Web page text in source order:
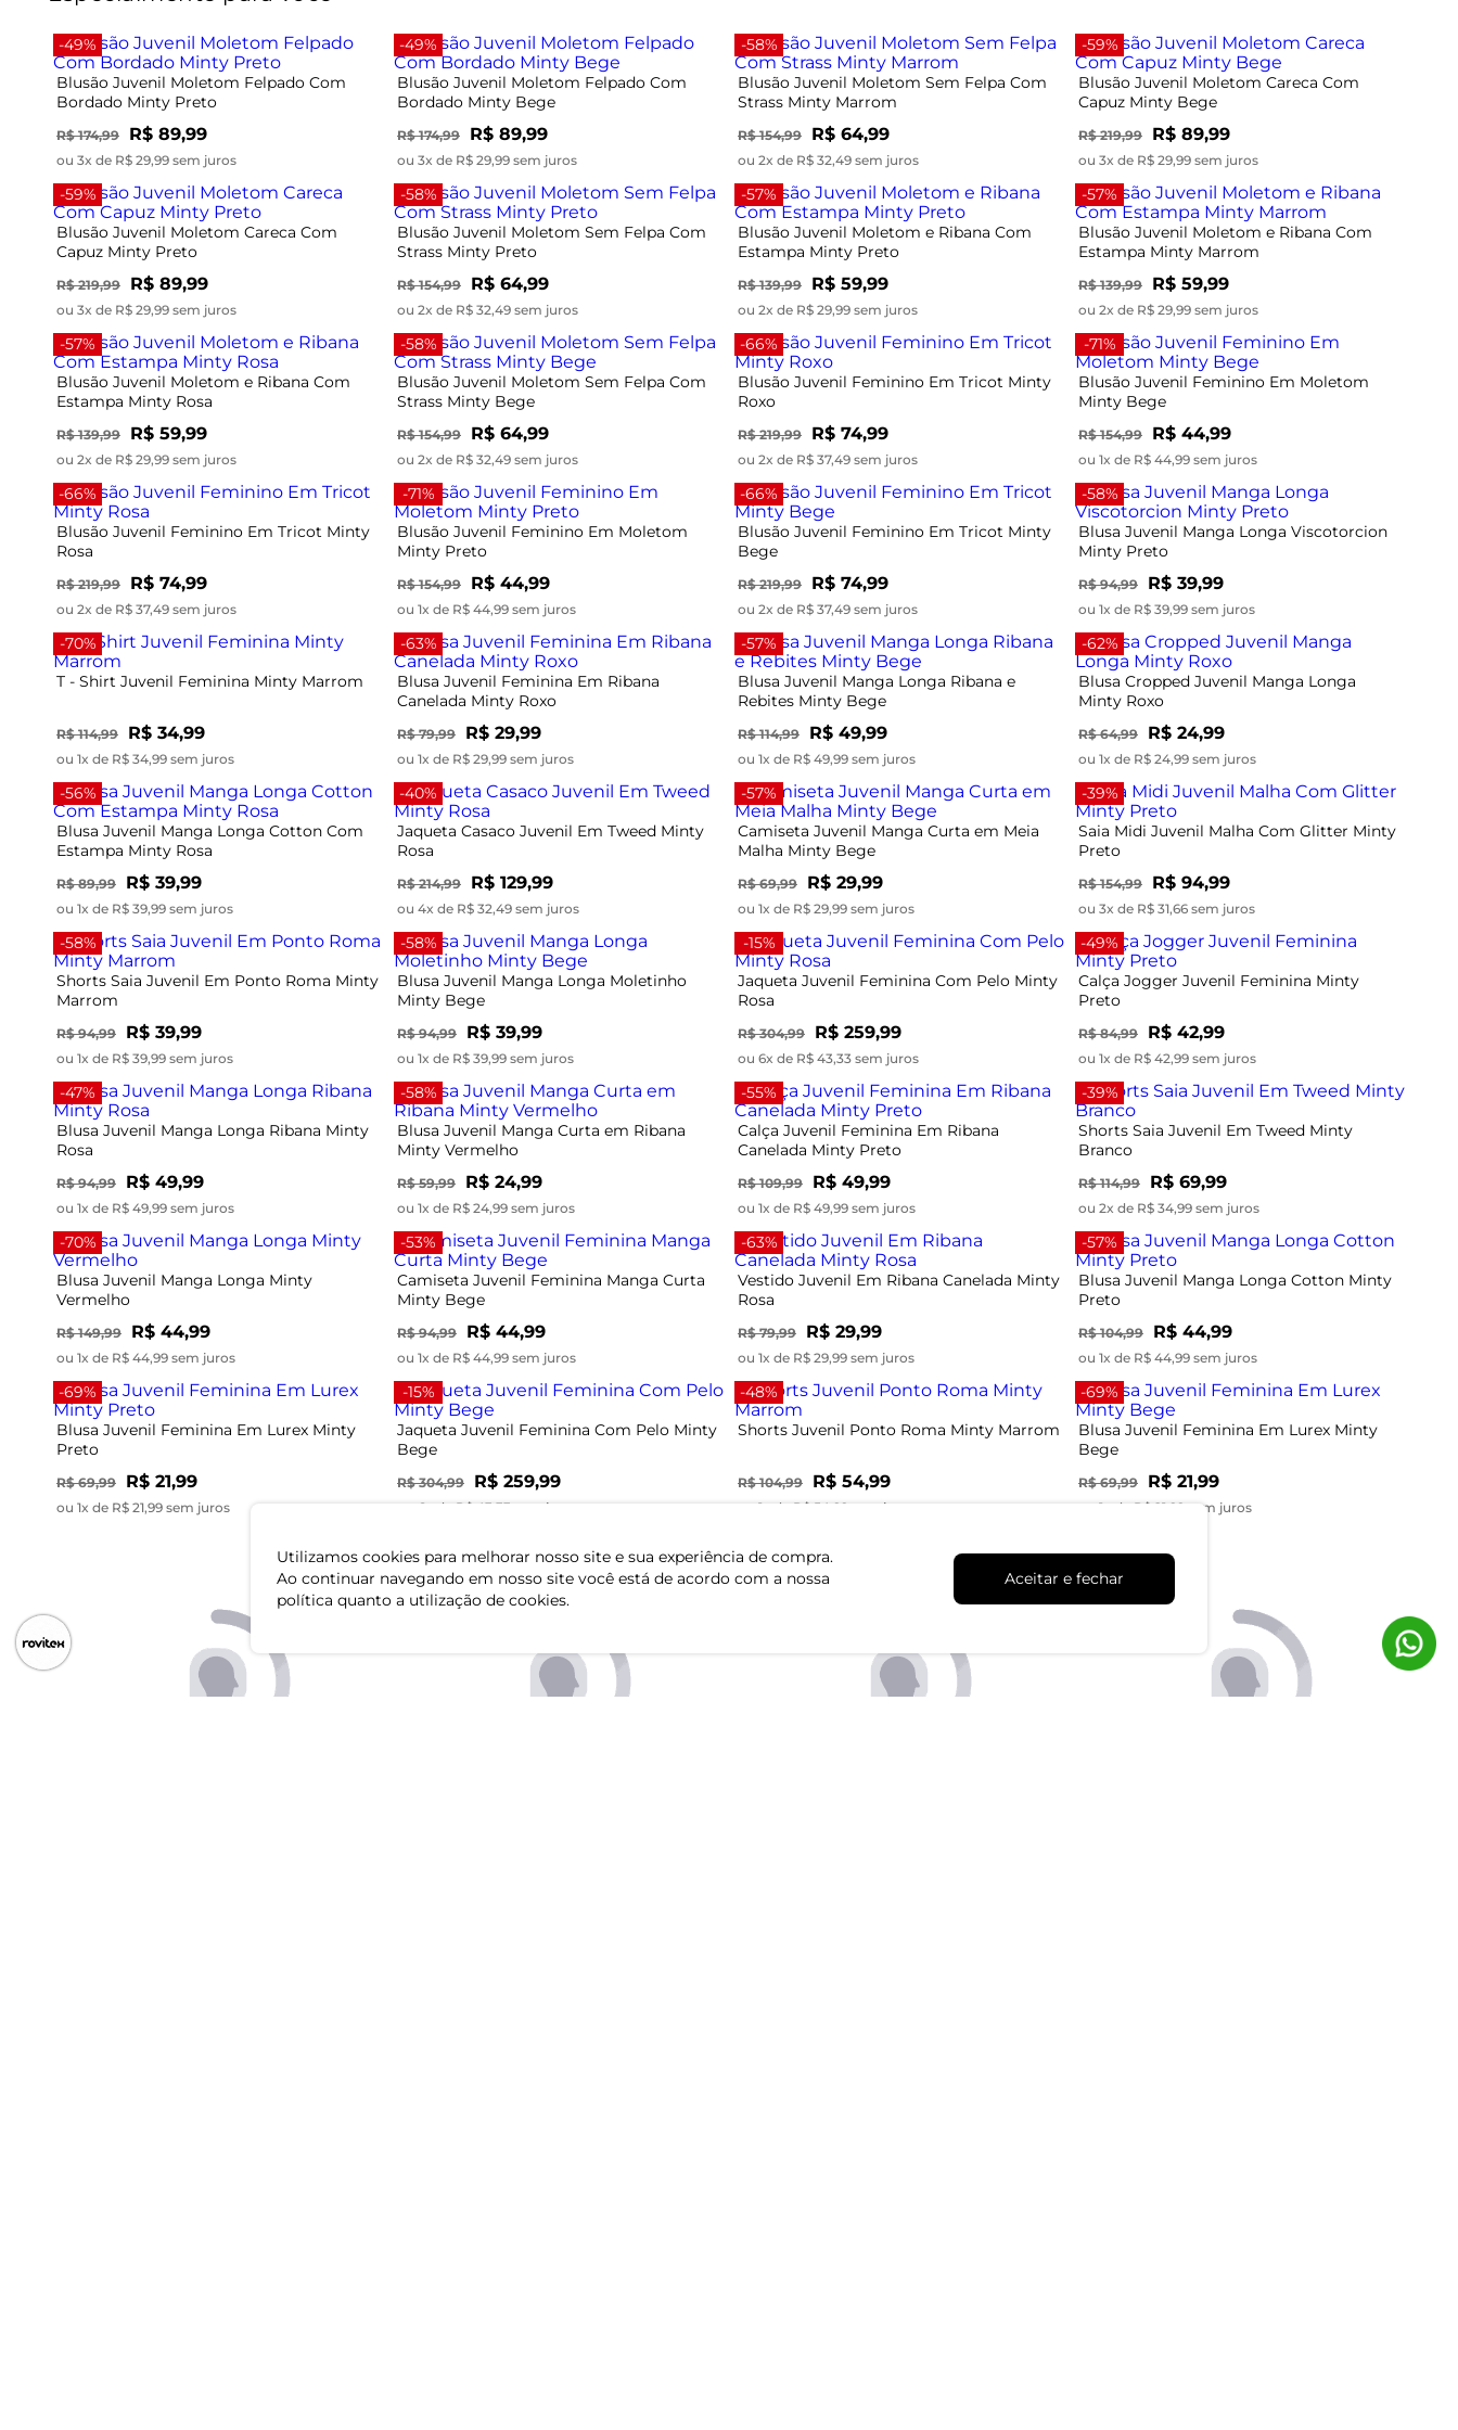
Utilizamos cookies para melhorar nosso site e sua experiência de compra.
Ao continuar navegando em nosso site você está de acordo com a nossa
política quanto a utilização de cookies.
Aceitar e fechar
-49%
Blusão Juvenil Moletom Felpado Com
Bordado Minty Preto
R$ 174,99 R$ 89,99
ou 3x de R$ 29,99 sem juros
-49%
Blusão Juvenil Moletom Felpado Com
Bordado Minty Bege
R$ 174,99 R$ 89,99
ou 3x de R$ 29,99 sem juros
-58%
Blusão Juvenil Moletom Sem Felpa Com
Strass Minty Marrom
R$ 154,99 R$ 64,99
ou 2x de R$ 32,49 sem juros
-59%
Blusão Juvenil Moletom Careca Com
Capuz Minty Bege
R$ 219,99 R$ 89,99
ou 3x de R$ 29,99 sem juros
-59%
Blusão Juvenil Moletom Careca Com
Capuz Minty Preto
R$ 219,99 R$ 89,99
ou 3x de R$ 29,99 sem juros
-58%
Blusão Juvenil Moletom Sem Felpa Com
Strass Minty Preto
R$ 154,99 R$ 64,99
ou 2x de R$ 32,49 sem juros
-57%
Blusão Juvenil Moletom e Ribana Com
Estampa Minty Preto
R$ 139,99 R$ 59,99
ou 2x de R$ 29,99 sem juros
-57%
Blusão Juvenil Moletom e Ribana Com
Estampa Minty Marrom
R$ 139,99 R$ 59,99
ou 2x de R$ 29,99 sem juros
-57%
Blusão Juvenil Moletom e Ribana Com
Estampa Minty Rosa
R$ 139,99 R$ 59,99
ou 2x de R$ 29,99 sem juros
-58%
Blusão Juvenil Moletom Sem Felpa Com
Strass Minty Bege
R$ 154,99 R$ 64,99
ou 2x de R$ 32,49 sem juros
-66%
Blusão Juvenil Feminino Em Tricot Minty
Roxo
R$ 219,99 R$ 74,99
ou 2x de R$ 37,49 sem juros
-71%
Blusão Juvenil Feminino Em Moletom
Minty Bege
R$ 154,99 R$ 44,99
ou 1x de R$ 44,99 sem juros
-66%
Blusão Juvenil Feminino Em Tricot Minty
Rosa
R$ 219,99 R$ 74,99
ou 2x de R$ 37,49 sem juros
-71%
Blusão Juvenil Feminino Em Moletom
Minty Preto
R$ 154,99 R$ 44,99
ou 1x de R$ 44,99 sem juros
-66%
Blusão Juvenil Feminino Em Tricot Minty
Bege
R$ 219,99 R$ 74,99
ou 2x de R$ 37,49 sem juros
-58%
Blusa Juvenil Manga Longa Viscotorcion
Minty Preto
R$ 94,99 R$ 39,99
ou 1x de R$ 39,99 sem juros
-70%
T - Shirt Juvenil Feminina Minty Marrom
R$ 114,99 R$ 34,99
ou 1x de R$ 34,99 sem juros
-63%
Blusa Juvenil Feminina Em Ribana
Canelada Minty Roxo
R$ 79,99 R$ 29,99
ou 1x de R$ 29,99 sem juros
-57%
Blusa Juvenil Manga Longa Ribana e
Rebites Minty Bege
R$ 114,99 R$ 49,99
ou 1x de R$ 49,99 sem juros
-62%
Blusa Cropped Juvenil Manga Longa
Minty Roxo
R$ 64,99 R$ 24,99
ou 1x de R$ 24,99 sem juros
-56%
Blusa Juvenil Manga Longa Cotton Com
Estampa Minty Rosa
R$ 89,99 R$ 39,99
ou 1x de R$ 39,99 sem juros
-40%
Jaqueta Casaco Juvenil Em Tweed Minty
Rosa
R$ 214,99 R$ 129,99
ou 4x de R$ 32,49 sem juros
-57%
Camiseta Juvenil Manga Curta em Meia
Malha Minty Bege
R$ 69,99 R$ 29,99
ou 1x de R$ 29,99 sem juros
-39%
Saia Midi Juvenil Malha Com Glitter Minty
Preto
R$ 154,99 R$ 94,99
ou 3x de R$ 31,66 sem juros
-58%
Shorts Saia Juvenil Em Ponto Roma Minty
Marrom
R$ 94,99 R$ 39,99
ou 1x de R$ 39,99 sem juros
-58%
Blusa Juvenil Manga Longa Moletinho
Minty Bege
R$ 94,99 R$ 39,99
ou 1x de R$ 39,99 sem juros
-15%
Jaqueta Juvenil Feminina Com Pelo Minty
Rosa
R$ 304,99 R$ 259,99
ou 6x de R$ 43,33 sem juros
-49%
Calça Jogger Juvenil Feminina Minty
Preto
R$ 84,99 R$ 42,99
ou 1x de R$ 42,99 sem juros
-47%
Blusa Juvenil Manga Longa Ribana Minty
Rosa
R$ 94,99 R$ 49,99
ou 1x de R$ 49,99 sem juros
-58%
Blusa Juvenil Manga Curta em Ribana
Minty Vermelho
R$ 59,99 R$ 24,99
ou 1x de R$ 24,99 sem juros
-55%
Calça Juvenil Feminina Em Ribana
Canelada Minty Preto
R$ 109,99 R$ 49,99
ou 1x de R$ 49,99 sem juros
-39%
Shorts Saia Juvenil Em Tweed Minty
Branco
R$ 114,99 R$ 69,99
ou 2x de R$ 34,99 sem juros
-70%
Blusa Juvenil Manga Longa Minty
Vermelho
R$ 149,99 R$ 44,99
ou 1x de R$ 44,99 sem juros
-53%
Camiseta Juvenil Feminina Manga Curta
Minty Bege
R$ 94,99 R$ 44,99
ou 1x de R$ 44,99 sem juros
-63%
Vestido Juvenil Em Ribana Canelada Minty
Rosa
R$ 79,99 R$ 29,99
ou 1x de R$ 29,99 sem juros
-57%
Blusa Juvenil Manga Longa Cotton Minty
Preto
R$ 104,99 R$ 44,99
ou 1x de R$ 44,99 sem juros
-69%
Blusa Juvenil Feminina Em Lurex Minty
Preto
R$ 69,99 R$ 21,99
ou 1x de R$ 21,99 sem juros
-15%
Jaqueta Juvenil Feminina Com Pelo Minty
Bege
R$ 304,99 R$ 259,99
ou 6x de R$ 43,33 sem juros
-48%
Shorts Juvenil Ponto Roma Minty Marrom
R$ 104,99 R$ 54,99
ou 1x de R$ 54,99 sem juros
-69%
Blusa Juvenil Feminina Em Lurex Minty
Bege
R$ 69,99 R$ 21,99
ou 1x de R$ 21,99 sem juros